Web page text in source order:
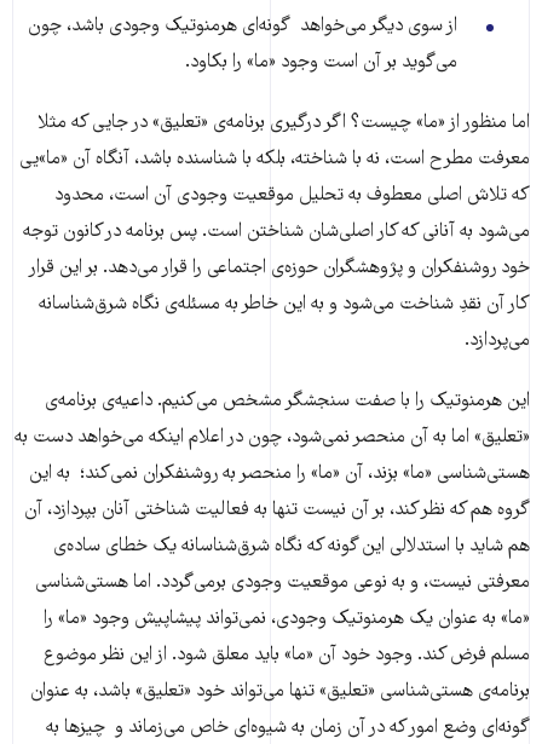
از سوی دیگر می‌خواهد گونه‌ای هرمنوتیک وجودی باشد، چون
می‌گوید بر آن است وجود «ما» را بکاود.
اما منظور از «ما» چیست؟ اگر درگیری برنامه‌ی «تعلیق» در جایی که مثلا
معرفت مطرح است، نه با شناخته، بلکه با شناسنده باشد، آنگاه آن «ما»یی
که تلاش اصلی معطوف به تحلیل موقعیت وجودی آن است، محدود
می‌شود به آنانی که کار اصلی‌شان شناختن است. پس برنامه در کانون توجه
خود روشنفکران و پژوهشگران حوزه‌ی اجتماعی را قرار می‌دهد. بر این قرار
کار آن نقدِ شناخت می‌شود و به این خاطر به مسئله‌ی نگاه شرق‌شناسانه
می‌پردازد.
این هرمنوتیک را با صفت سنجشگر مشخص می‌کنیم. داعیه‌ی برنامه‌ی
«تعلیق» اما به آن منحصر نمی‌شود، چون در اعلام اینکه می‌خواهد دست به
هستی‌شناسی «ما» بزند، آن «ما» را منحصر به روشنفکران نمی‌کند؛ به این
گروه هم که نظر کند، بر آن نیست تنها به فعالیت شناختی آنان بپردازد، آن
هم شاید با استدلالی این گونه که نگاه شرق‌شناسانه یک خطای ساده‌ی
معرفتی نیست، و به نوعی موقعیت وجودی برمی‌گردد. اما هستی‌شناسی
«ما» به عنوان یک هرمنوتیک وجودی، نمی‌تواند پیشاپیش وجود «ما» را
مسلم فرض کند. وجود خود آن «ما» باید معلق شود. از این نظر موضوع
برنامه‌ی هستی‌شناسی «تعلیق» تنها می‌تواند خود «تعلیق» باشد، به عنوان
گونه‌ای وضع امور که در آن زمان به شیوه‌ای خاص می‌زماند و چیزها به